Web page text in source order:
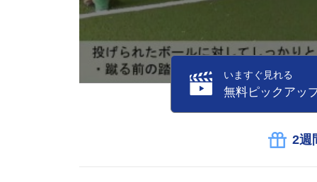
いますぐ見れる
無料ピックアッ
2週